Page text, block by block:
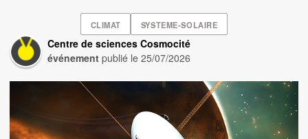
CLIMAT SYSTEME-SOLAIRE
Centre de sciences Cosmocité
événement publié le25/07/2026